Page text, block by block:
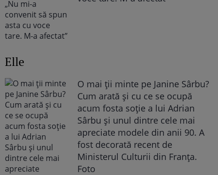
Elle
O mai ții minte pe Janine Sârbu?
Cum arată și cu ce se ocupă
acum fosta soție a lui Adrian
Sârbu și unul dintre cele mai
apreciate modele din anii 90. A
fost decorată recent de
Ministerul Culturii din Franța.
Foto